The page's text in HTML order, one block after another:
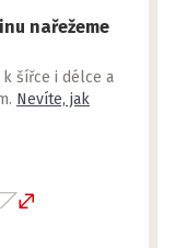
nařežeme
šířce i délce a
Nevíte, jak